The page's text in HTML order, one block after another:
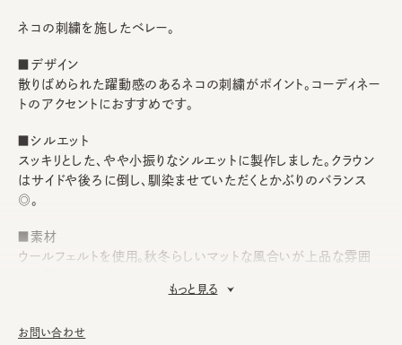
ネコの刺繍を施したベレー。
■デザイン
散りばめられた躍動感のあるネコの刺繍がポイント。コーディネー
トのアクセントにおすすめです。
■シルエット
スッキリとした、やや小振りなシルエットに製作しました。クラウン
はサイドや後ろに倒し、馴染ませていただくとかぶりのバランス
◎。
■素材
ウールフェルトを使用。秋冬らしいマットな風合いが上品な雰囲
洗濯不可。汚れにつきましては、消臭・抗菌用のスプレーや、帽子
もっと見る
お問い合わせ